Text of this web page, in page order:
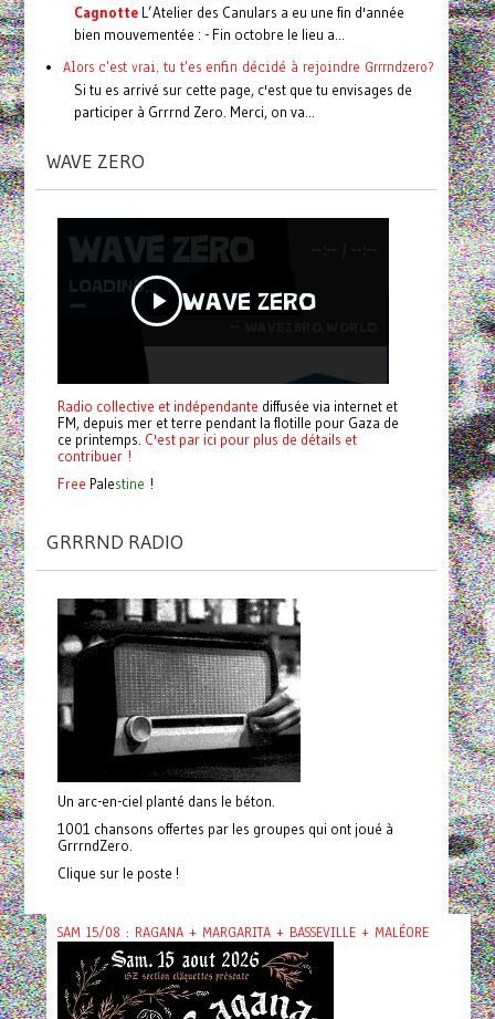
CagnotteL’Atelier des Canulars a eu une fin d'année
bien mouvementée : - Fin octobre le lieu a...
Alors c'est vrai, tu t'es enfin décidé à rejoindre Grrrndzero?
Si tu es arrivé sur cette page, c'est que tu envisages de
participer à Grrrnd Zero. Merci, on va...
WAVE ZERO
Radio collective et indépendante diffusée via internet et
FM, depuis mer et terre pendant la flotille pour Gaza de
ce printemps. C'est par ici pour plus de détails et
contribuer !
Free Palestine !
GRRRND RADIO
Un arc-en-ciel planté dans le béton.
1001 chansons offertes par les groupes qui ont joué à
GrrrndZero.
Clique sur le poste !
SAM 15/08 : RAGANA + MARGARITA + BASSEVILLE + MALÉORE